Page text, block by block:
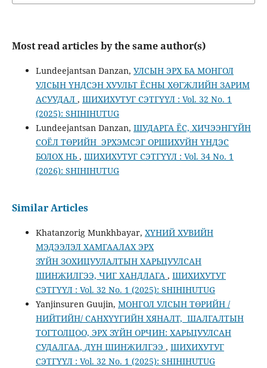
Most read articles by the same author(s)
Lundeejantsan Danzan, УЛСЫН ЭРХ БА МОНГОЛ
УЛСЫН ҮНДСЭН ХУУЛЬТ ЁСНЫ ХӨГЖЛИЙН ЗАРИМ
АСУУДАЛ , ШИХИХУТУГ СЭТГҮҮЛ : Vol. 32 No. 1
(2025): SHIHIHUTUG
Lundeejantsan Danzan, ШУДАРГА ЁС, ХИЧЭЭНГҮЙН
СОЁЛ ТӨРИЙН ЭРХЭМСЭГ ОРШИХУЙН ҮНДЭС
БОЛОХ НЬ , ШИХИХУТУГ СЭТГҮҮЛ : Vol. 34 No. 1
(2026): SHIHIHUTUG
Similar Articles
Khatanzorig Munkhbayar, ХҮНИЙ ХУВИЙН
МЭДЭЭЛЭЛ ХАМГААЛАХ ЭРХ
ЗҮЙН ЗОХИЦУУЛАЛТЫН ХАРЬЦУУЛСАН
ШИНЖИЛГЭЭ, ЧИГ ХАНДЛАГА , ШИХИХУТУГ
СЭТГҮҮЛ : Vol. 32 No. 1 (2025): SHIHIHUTUG
Yanjinsuren Guujin, МОНГОЛ УЛСЫН ТӨРИЙН /
НИЙТИЙН/ САНХҮҮГИЙН ХЯНАЛТ, ШАЛГАЛТЫН
ТОГТОЛЦОО, ЭРХ ЗҮЙН ОРЧИН: ХАРЬЦУУЛСАН
СУДАЛГАА, ДҮН ШИНЖИЛГЭЭ , ШИХИХУТУГ
СЭТГҮҮЛ : Vol. 32 No. 1 (2025): SHIHIHUTUG